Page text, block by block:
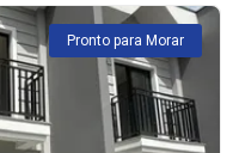
Pronto para Morar